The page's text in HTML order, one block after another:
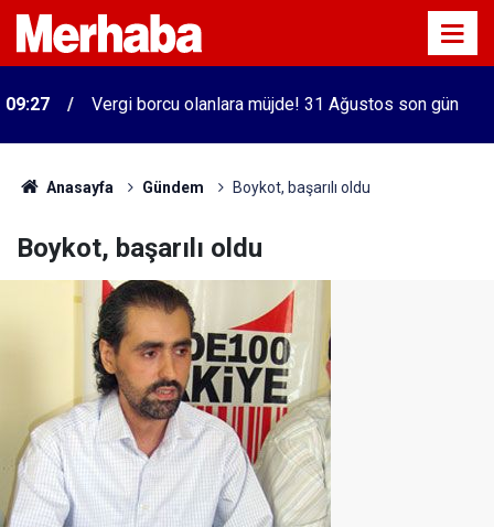
09:27 Vergi borcu olanlara müjde! 31 Ağustos son gün
Anasayfa Gündem Boykot, başarılı oldu
Boykot, başarılı oldu